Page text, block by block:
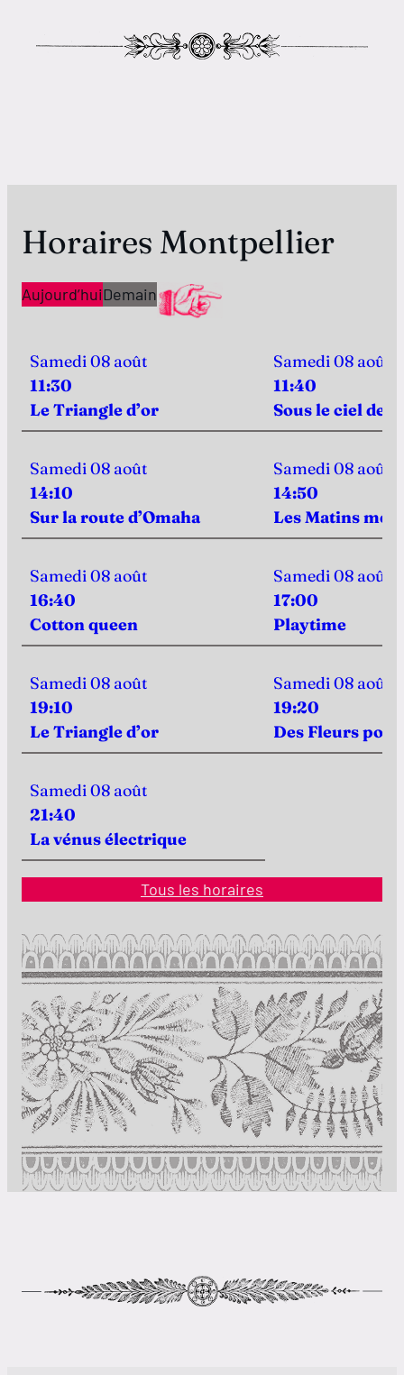
Horaires Montpellier
Aujourd’huiDemain
Samedi 08 août
11:30
Le Triangle d’or
Samedi 08 août
11:40
Sous le ciel de
Samedi 08 août
14:10
Sur la route d’Omaha
Samedi 08 août
14:50
Les Matins
Samedi 08 août
16:40
Cotton queen
Samedi 08 août
17:00
Playtime
Samedi 08 août
19:10
Le Triangle d’or
Samedi 08 août
19:20
Des Fleurs
Samedi 08 août
21:40
La vénus électrique
Tous les horaires